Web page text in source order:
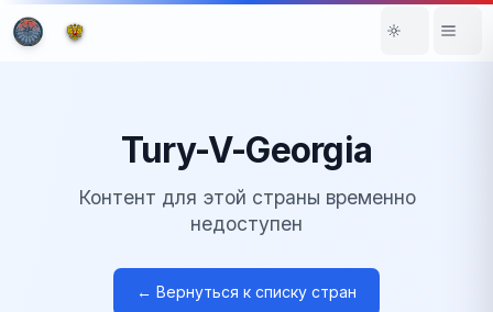
Tury-V-Georgia
Контент для этой страны временно
недоступен
← Вернуться к списку стран